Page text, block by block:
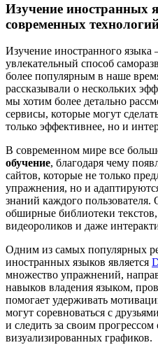
Изучение иностранных
современных
Изучение иностранного языка
увлекательный способ
более популярным в наше
рассказывали о нескольких
мы хотим более детально
сервисы, которые могут
только эффективнее, но и
В современном мире все
обучение, благодаря чему
сайтов, которые не только
упражнения, но и
знаний каждого
обширные библиотеки
видеороликов и даже
Одним из самых популярных
иностранных языков является
множество упражнений,
навыков владения языком,
помогает удерживать
могут соревноваться с
и следить за своим
визуализированных графиков.